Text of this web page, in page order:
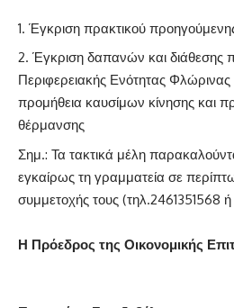
Έγκριση πρακτικού
Έγκριση δαπανών και διάθεσης
Περιφερειακής Ενότητας
προμήθεια καυσίμων κίνησης και
θέρμανσης
Σημ.: Τα τακτικά μέλη
εγκαίρως τη γραμματεία σε
συμμετοχής τους (τηλ.2461351568
Η Πρόεδρος της Οικονομικής